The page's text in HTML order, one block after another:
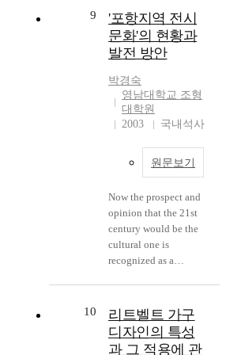
quality of worhs
regardless of the size
and budget far it.
acknowledgment of
the naturally dyed
Jogakbo, extension of
potential visitors,
providing whole funds
for the exhibition, etc.
Given all these
documental and case
that the management
of the arts exhibition
strategy is much more
effective and efficient.
As the marketing can
have meaning in the
pursuit long-term
development, its
temporary exhibition
like this has some
limits, but this study
symbolizing an
ideology, becoming a
means of representing
giving a construction,
attracting to see things
or cases and
completing an artistic
appeal. Color
symbolism could be of
made good use in
expanding its rich
visual sense and
giving the audience
more imagination
power. Its applied title
visitors to increase the
expectation and to
leave the deep or
snacks, and tries to
find out how to
enhance the role and
quality of "character"
in snacks. This paper
studies ways to
improve the quality of
"character" by means
"character design" used
in snacks of both
Korea and other
countries. Junior and
senior high school
students are showing
much interest in
purchasing those
snacks with
to like foreign snacks,
or Korean snacks with
a copycat character of
advanced societies.
However, considering
the non-profitable
attribute of arts and
culture strong support
and patronage are
inevitable so that
many countries have
methods adjusting
circumstances and
problems around
unpredictable
atmosphere.
Futhermore the
conceptualized and is
approaching in more
strategic ways for their
9
'포항지역 전시
문화'의 현황과
발전 방안
박경숙
영남대학교 조형
대학원
2003
국내석사
원문보기
Now the prospect and
opinion that the 21st
century would be the
cultural one is
recognized as a
hope. This
phenomenon is like
that the spiritual
10
리트벨트 가구
디자인의 특성
과 그 적용에 관